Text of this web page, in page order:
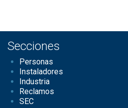
Secciones
Personas
Instaladores
Industria
Reclamos
SEC